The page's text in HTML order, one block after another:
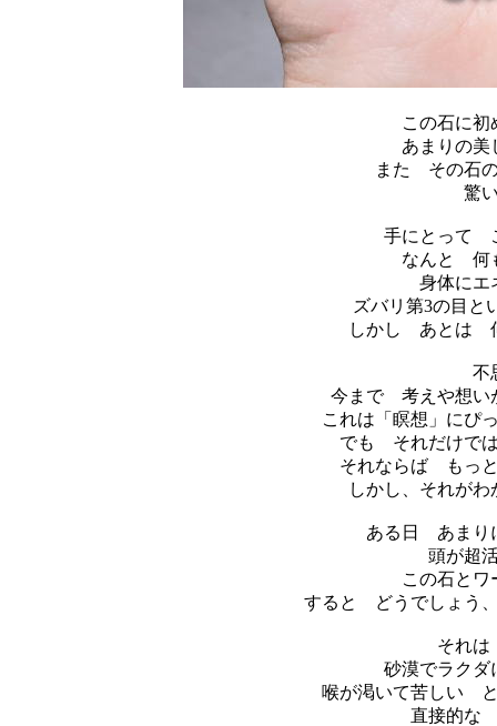
この石に初
あまりの
また その石
驚
手にとって
なんと 何
身体にエ
ズバリ第3の目と
しかし あとは
不
今まで 考えや想い
これは「瞑想」にぴ
でも それだけで
それならば もっ
しかし、それが
ある日 あまり
頭が超
この石とワ
すると どうでしょう
それ
砂漠でラクダ
喉が渇いて苦しい
直接的な